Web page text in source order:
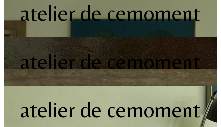
atelier de cemoment
atelier de cemoment
atelier de cemoment